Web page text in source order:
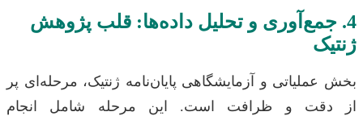
و تحلیل داده‌ها: قلب پژوهش
و آزمایشگاهی پایان‌نامه ژنتیک، مرحله‌ای پر
و ظرافت است. این مرحله شامل انجام